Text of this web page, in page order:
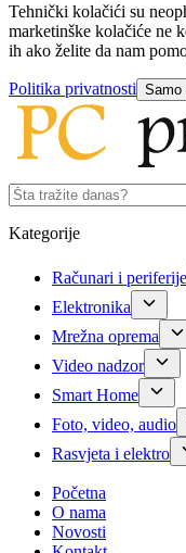
Tehnički kolačići su
marketinške kolačiće ne
ih ako želite da nam
Politika privatnosti Samo
Kategorije
Računari i periferije
Elektronika
Mrežna oprema
Video nadzor
Smart Home
Foto, video, audio
Rasvjeta i elektro
Početna
O nama
Novosti